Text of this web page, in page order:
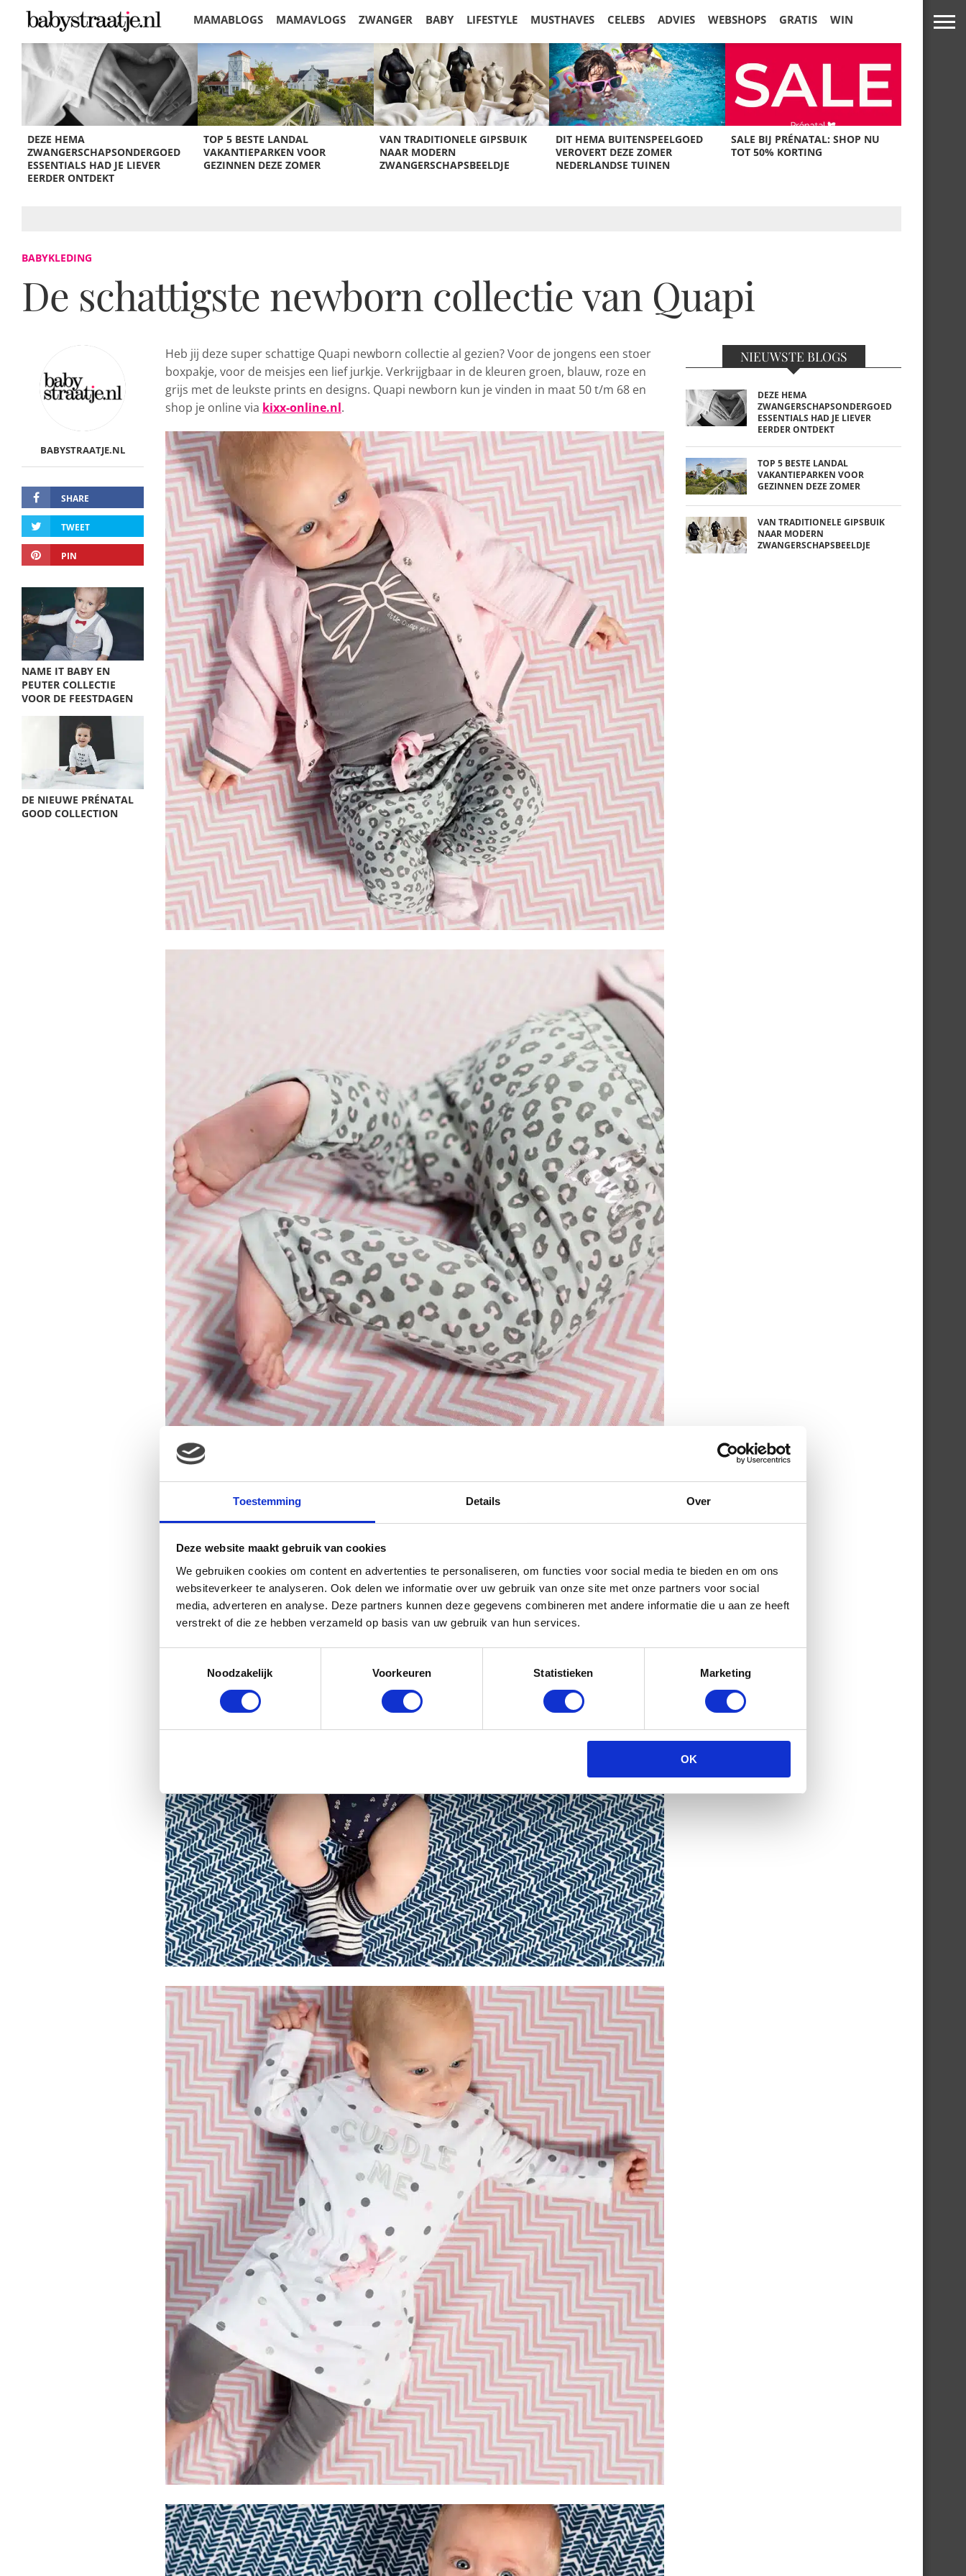
Toestemming Details Over
Deze website maakt gebruik van cookies
We gebruiken cookies om content en advertenties te personaliseren, om functies voor social media te bieden en om ons
websiteverkeer te analyseren. Ook delen we informatie over uw gebruik van onze site met onze partners voor social
media, adverteren en analyse. Deze partners kunnen deze gegevens combineren met andere informatie die u aan ze heeft
verstrekt of die ze hebben verzameld op basis van uw gebruik van hun services.
Noodzakelijk
Voorkeuren Statistieken Marketing
OK
MAMABLOGS MAMAVLOGS ZWANGER BABY LIFESTYLE MUSTHAVES CELEBS ADVIES WEBSHOPS GRATIS WIN
KORTINGEN
DEZE HEMA
ZWANGERSCHAPSONDERGOED
ESSENTIALS HAD JE LIEVER
EERDER ONTDEKT
TOP 5 BESTE LANDAL
VAKANTIEPARKEN VOOR
GEZINNEN DEZE ZOMER
VAN TRADITIONELE GIPSBUIK
NAAR MODERN
ZWANGERSCHAPSBEELDJE
DIT HEMA BUITENSPEELGOED
VEROVERT DEZE ZOMER
NEDERLANDSE TUINEN
SALE BIJ PRÉNATAL: SHOP NU
TOT 50% KORTING
BABYKLEDING
De schattigste newborn collectie van Quapi
BABYSTRAATJE.NL
SHARE
TWEET
PIN
NAME IT BABY EN
PEUTER COLLECTIE
VOOR DE FEESTDAGEN
DE NIEUWE PRÉNATAL
GOOD COLLECTION
Heb jij deze super schattige Quapi newborn collectie al gezien?Voor de jongens een stoer
boxpakje, voor de meisjes een lief jurkje. Verkrijgbaar in de kleuren groen, blauw, roze en
grijs met de leukste prints en designs. Quapi newborn kun je vinden in maat 50 t/m 68 en
shop je online via kixx-online.nl.
NIEUWSTE BLOGS
DEZE HEMA
ZWANGERSCHAPSONDERGOED
ESSENTIALS HAD JE LIEVER
EERDER ONTDEKT
TOP 5 BESTE LANDAL
VAKANTIEPARKEN VOOR
GEZINNEN DEZE ZOMER
VAN TRADITIONELE GIPSBUIK
NAAR MODERN
ZWANGERSCHAPSBEELDJE